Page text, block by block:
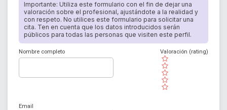
Importante: Utiliza este formulario con el fin de dejar una
valoración sobre el profesional, ajustándote a la realidad y
con respeto. No utilices este formulario para solicitar una
cita. Ten en cuenta que los datos introducidos serán
públicos para todas las personas que visiten este perfil.
Nombre completo
( )
( )
( )
( )
( )
Valoración (rating)
Email